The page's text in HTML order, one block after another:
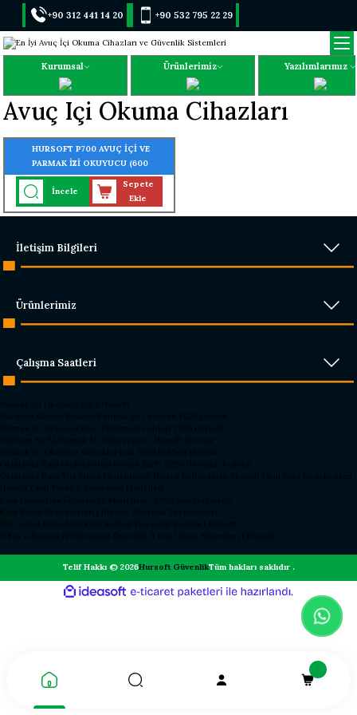
+90 312 441 14 20 +90 532 795 22 29
Kurumsal Ürünlerimiz Yazılımlarımız
Avuç Içi Okuma Cihazları
HURSOFT P700 AVUÇ İÇİ VE
PARMAK İZİ OKUYUCU (600
AVUÇ İÇİ - 3000 PARMAK İZİ
OKUMA ÖZELLİĞİ)
İncele
Sepete
Ekle
İletişim Bilgileri
Ürünlerimiz
Çalışma Saatleri
Parmak İzi Okuyucu 2026 Hursoft
Rakipleri Geride Bırakan Parmak İzi Okuyucu 2026 Hursoft
Parmak İzi Okuyucu Fiyat Performans Lideri 2026 Hursoft
2026’nın En İyi Parmak İzi Okuyucusu – Hursoft Zirvede
Parmak İzi Okuyucu Alacaklar İçin 2026 Rehberi Hursoft
Okullarda Kapı Dedektörleri Neden Şart? 2026 Güvenlik Rehberi
Okullarda Kapı Tipi Metal Dedektörler Neden Kullanılmalı?Hursoft Okul Kapı Dedektörleri
Hursoft Okul Turnike Sundurma Modelleri
Kapı Dedektörü Fiyatları ve Modelleri - 2026 Güncel Listesi
Kapı Metal Dedektörleri | Hursoft Güvenlik Teknolojileri
Üst Arama El Dedektörleri Kaliteli Dayanıklı Sağlam | Hursoft
X Ray Cihazları | Profesyonel Güvenlik X Ray Cihazı Sistemleri | Hursoft
Telif Hakkı © 2026Hursoft GüvenlikTüm hakları saklıdır .
ideasoft
e-
hazırlandı.